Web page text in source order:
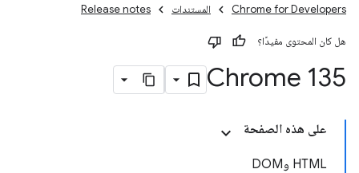
Chrome for Developers المستندات Release notes
هل كان المحتوى مفيدًا؟
Chrome 135
على هذه الصفحة
HTML وDOM